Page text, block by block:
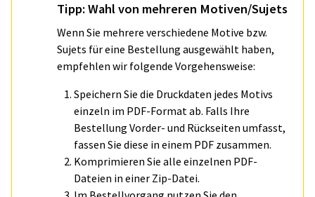
Tipp: Wahl von mehreren Motiven/Sujets
Wenn Sie mehrere verschiedene Motive bzw.
Sujets für eine Bestellung ausgewählt haben,
empfehlen wir folgende Vorgehensweise:
Speichern Sie die Druckdaten jedes Motivs
einzeln im PDF-Format ab. Falls Ihre
Bestellung Vorder- und Rückseiten umfasst,
fassen Sie diese in einem PDF zusammen.
Komprimieren Sie alle einzelnen PDF-
Dateien in einer Zip-Datei.